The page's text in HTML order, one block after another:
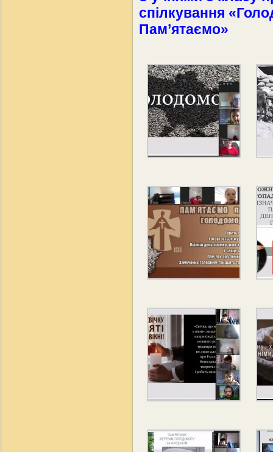
спілкування
Пам’ятаємо»